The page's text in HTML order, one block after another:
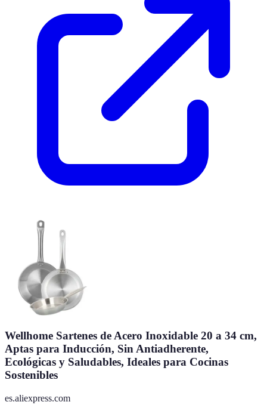
Wellhome Sartenes de Acero Inoxidable 20 a 34 cm,
Aptas para Inducción, Sin Antiadherente,
Ecológicas y Saludables, Ideales para Cocinas
Sostenibles
es.aliexpress.com